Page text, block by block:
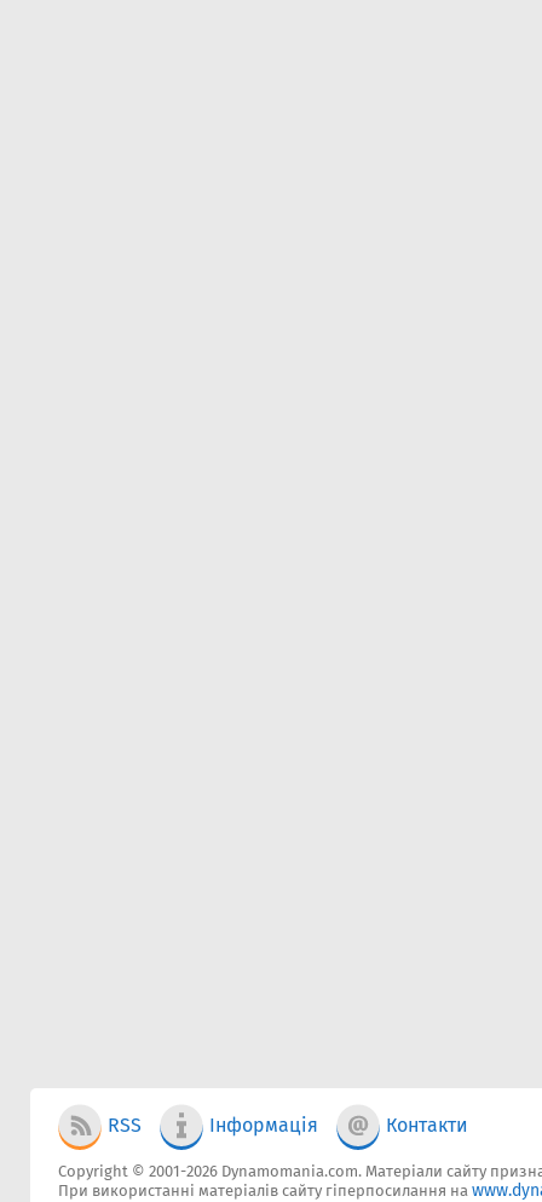
RSS Інформація Контакти
Copyright © 2001-2026 Dynamomania.com. Матеріали сайту
При використанні матеріалів сайту гіперпосилання на